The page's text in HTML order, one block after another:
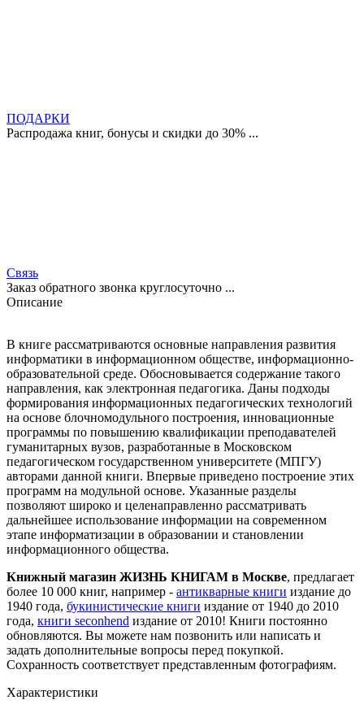
ПОДАРКИ
Распродажа книг, бонусы и скидки до 30% ...
Связь
Заказ обратного звонка круглосуточно ...
Описание
В книге рассматриваются основные направления развития
информатики в информационном обществе, информационно-
образовательной среде. Обосновывается содержание такого
направления, как электронная педагогика. Даны подходы
формирования информационных педагогических технологий
на основе блочномодульного построения, инновационные
программы по повышению квалификации преподавателей
гуманитарных вузов, разработанные в Московском
педагогическом государственном университете (МПГУ)
авторами данной книги. Впервые приведено построение этих
программ на модульной основе. Указанные разделы
позволяют широко и целенаправленно рассматривать
дальнейшее использование информации на современном
этапе информатизации в образовании и становлении
информационного общества.
Книжный магазин ЖИЗНЬ КНИГАМ в Москве, предлагает
более 10 000 книг, например - антикварные книги издание до
1940 года, букинистические книги издание от 1940 до 2010
года, книги seconhend издание от 2010! Книги постоянно
обновляются. Вы можете нам позвонить или написать и
задать дополнительные вопросы перед покупкой.
Сохранность соответствует представленным фотографиям.
Характеристики